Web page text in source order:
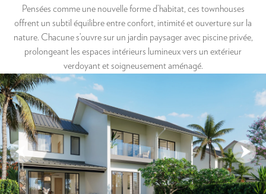
Pensées comme une nouvelle forme d’habitat, ces townhouses
offrent un subtil équilibre entre confort, intimité et ouverture sur la
nature. Chacune s’ouvre sur un jardin paysager avec piscine privée,
prolongeant les espaces intérieurs lumineux vers un extérieur
verdoyant et soigneusement aménagé.